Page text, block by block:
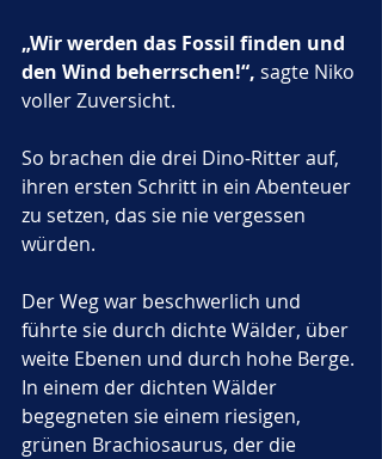
„Wir werden das Fossil finden und
den Wind beherrschen!“, sagte Niko
voller Zuversicht.
So brachen die drei Dino-Ritter auf,
ihren ersten Schritt in ein Abenteuer
zu setzen, das sie nie vergessen
würden.
Der Weg war beschwerlich und
führte sie durch dichte Wälder, über
weite Ebenen und durch hohe Berge.
In einem der dichten Wälder
begegneten sie einem riesigen,
grünen Brachiosaurus, der die